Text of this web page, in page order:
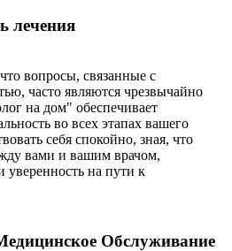
лечения
вопросы, связанные с
часто являются чрезвычайно
на дом" обеспечивает
во всех этапах вашего
себя спокойно, зная, что
вами и вашим врачом,
уверенность на пути к
Обслуживание